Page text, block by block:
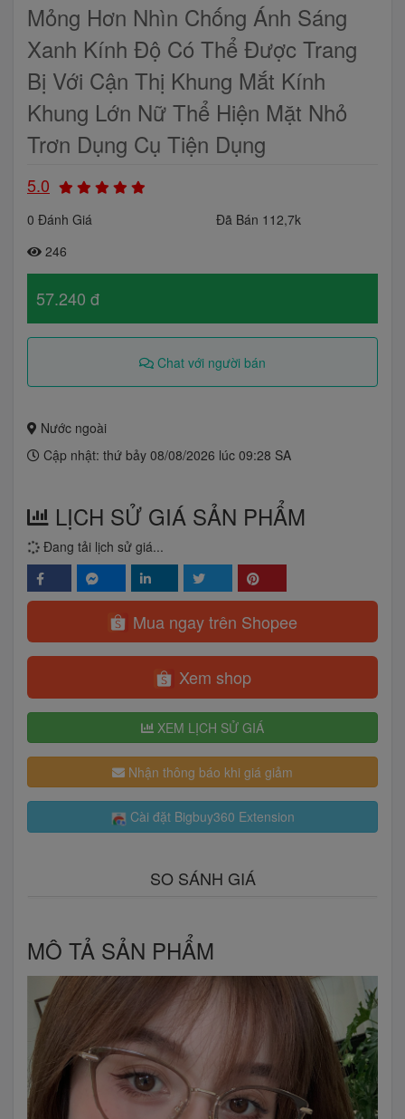
Mỏng Hơn Nhìn Chống Ánh Sáng
Xanh Kính Độ Có Thể Được Trang
Bị Với Cận Thị Khung Mắt Kính
Khung Lớn Nữ Thể Hiện Mặt Nhỏ
Trơn Dụng Cụ Tiện Dụng
5.0
0 Đánh Giá
Đã Bán 112,7k
246
57.240 đ
Chat với người bán
Nước ngoài
Cập nhật: thứ bảy 08/08/2026 lúc 09:28 SA
LỊCH SỬ GIÁ SẢN PHẨM
Đang tải lịch sử giá...
Mua ngay trên Shopee
Xem shop
XEM LỊCH SỬ GIÁ
Nhận thông báo khi giá giảm
Cài đặt Bigbuy360 Extension
SO SÁNH GIÁ
MÔ TẢ SẢN PHẨM